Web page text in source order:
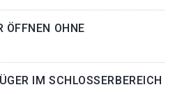
ÖFFNEN OHNE
IM SCHLOSSERBEREICH